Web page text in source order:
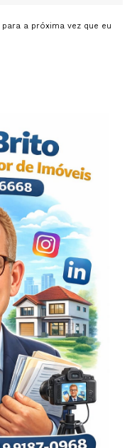
a próxima vez que eu